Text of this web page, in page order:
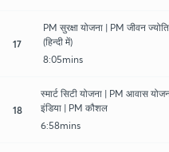
17
PM सुरक्षा योजना | PM जीवन
(हिन्दी में)
8:05mins
18
स्मार्ट सिटी योजना | PM आवास
इंडिया | PM कौशल
6:58mins